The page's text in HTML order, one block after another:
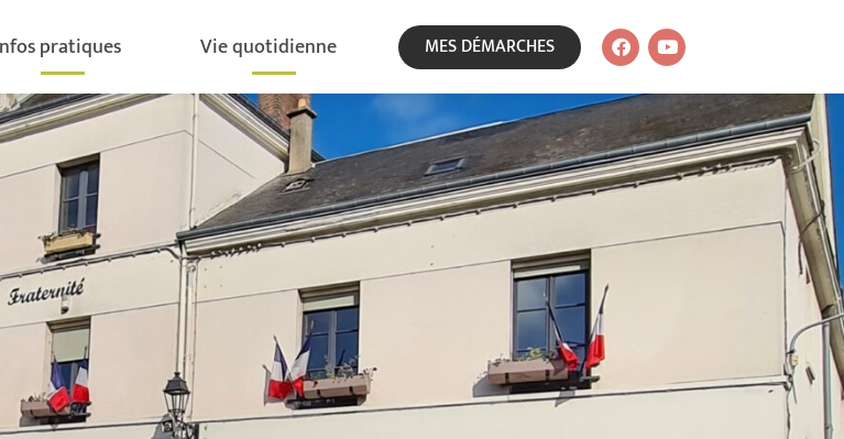
pratiques Vie quotidienne MES DÉMARCHES